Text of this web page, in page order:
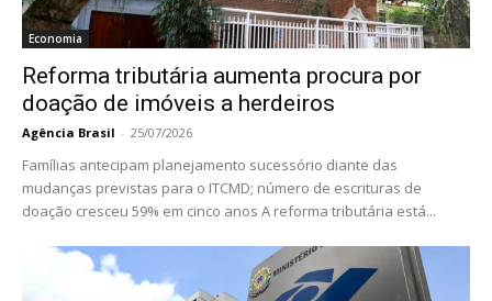
Economia
Reforma tributária aumenta procura por
doação de imóveis a herdeiros
Agência Brasil - 25/07/2026
Famílias antecipam planejamento sucessório diante das
mudanças previstas para o ITCMD; número de escrituras de
doação cresceu 59% em cinco anos A reforma tributária está...